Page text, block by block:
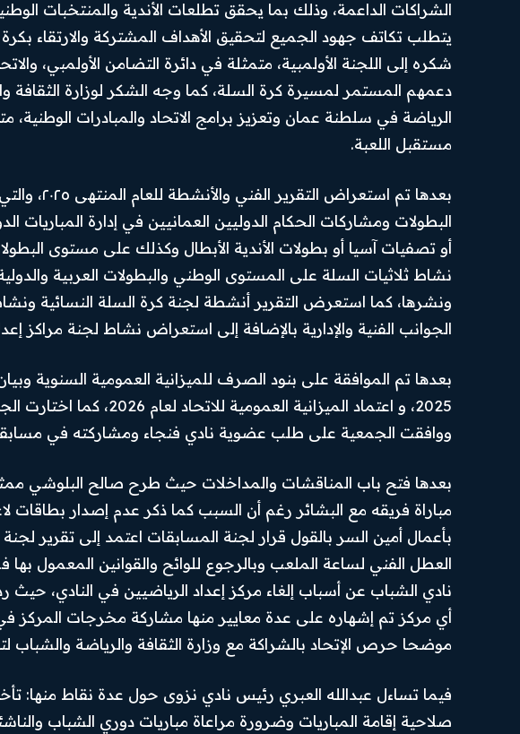
News
Hub
SUBSCRIBE
I've read and accept the
Privacy Policy
.
أخبار العرب
والعالم
أخبار رياضية
اقتصاد
السياسة
المحافظات
سياسة
الخصوصية
احكام
الاستخدام
PREMIUM
CONTENT
X
Youtube
© Newspaper WordPress Theme by TagDiv
الشراكات الداعمة، وذلك بما يحقق تطلعات الأندية والمنتخبات
يتطلب تكاتف جهود الجميع لتحقيق الأهداف المشتركة والارتقاء
شكره إلى اللجنة الأولمبية، متمثلة في دائرة التضامن الأولمبي،
دعمهم المستمر لمسيرة كرة السلة، كما وجه الشكر لوزارة الثقافة
الرياضة في سلطنة عمان وتعزيز برامج الاتحاد والمبادرات
مستقبل اللعبة.
بعدها تم
البطولات ومشاركات الحكام الدوليين العمانيين في إدارة
أو تصفيات آسيا أو بطولات الأندية الأبطال وكذلك على مستوى
نشاط ثلاثيات السلة على المستوى الوطني والبطولات العربية
ونشرها، كما استعرض التقرير أنشطة لجنة كرة السلة النسائية
الجوانب الفنية والإدارية بالإضافة إلى استعراض نشاط لجنة مراكز
2025، و اعتماد الميزانية
ووافقت الجمعية على طلب عضوية نادي فنجاء ومشاركته في
بعدها فتح باب المناقشات والمداخلات حيث طرح صالح البلوشي
مباراة فريقه مع البشائر رغم أن السبب كما ذكر عدم إصدار بطاقات
بأعمال أمين السر بالقول قرار لجنة المسابقات اعتمد إلى تقرير
العطل الفني لساعة الملعب وبالرجوع للوائح والقوانين المعمول
نادي الشباب عن أسباب إلغاء مركز إعداد الرياضيين في النادي، حيث
أي مركز تم إشهاره على عدة معايير منها مشاركة مخرجات المركز في
موضحا حرص الإتحاد بالشراكة مع وزارة الثقافة والرياضة والشباب
فيما تساءل عبدالله العبري رئيس نادي نزوى حول عدة نقاط منها:
صلاحية إقامة المباريات وضرورة مراعاة مباريات دوري الشباب